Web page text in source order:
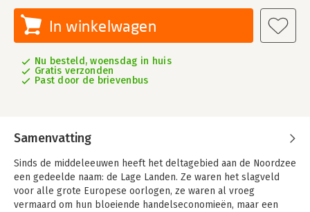
In winkelwagen
Nu besteld, woensdag in huis
Gratis verzonden
Past door de brievenbus
Samenvatting
Sinds de middeleeuwen heeft het deltagebied aan de Noordzee
een gedeelde naam: de Lage Landen. Ze waren het slagveld
voor alle grote Europese oorlogen, ze waren al vroeg
vermaard om hun bloeiende handelseconomieën, maar een